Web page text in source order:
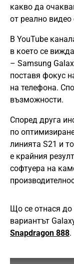
какво да
от реално видео
В YouTube
в което се
– Samsung
поставя фокус
на телефона.
възможности.
Според друга
по
линията S21 и
е крайния
софтуера на
Що се отнася до
вариантът
Snapdragon 888.